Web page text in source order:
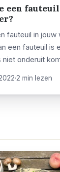
een
fauteuil in
een fauteuil is
niet onderuit
·2 min lezen